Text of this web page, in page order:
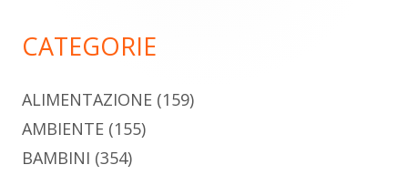
CATEGORIE
ALIMENTAZIONE (159)
AMBIENTE (155)
BAMBINI (354)